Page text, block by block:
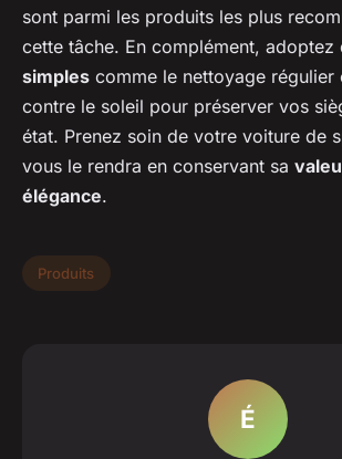
sont parmi les produits les plus
cette tâche. En complément, adoptez
simples comme le nettoyage
contre le soleil pour préserver vos
état. Prenez soin de votre voiture de
vous le rendra en conservant sa
élégance.
Produits
É